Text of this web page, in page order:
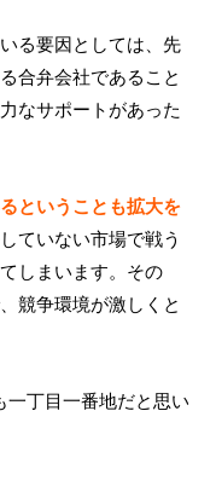
る要因としては、先
合弁会社であること
なサポートがあった
ということも拡大を
ていない市場で戦う
しまいます。その
競争環境が激しくと
一丁目一番地だと思い